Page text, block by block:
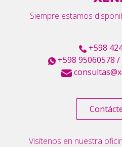
Siempre estamos
+598
+598 95060578 /
Visítenos en nuestra